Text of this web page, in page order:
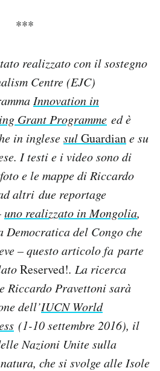
***
realizzato con il sostegno
Centre (EJC)
Innovation in
Grant Programme ed è
in inglesesulGuardiane su
I testi e i video sono di
e le mappe di Riccardo
altri due reportage
uno realizzato in Mongolia,
Democratica del Congo che
– questo articolo fa parte
Reserved!. La ricerca
Riccardo Pravettoni sarà
dell’IUCN World
(1-10 settembre 2016), il
Nazioni Unite sulla
che si svolge alle Isole